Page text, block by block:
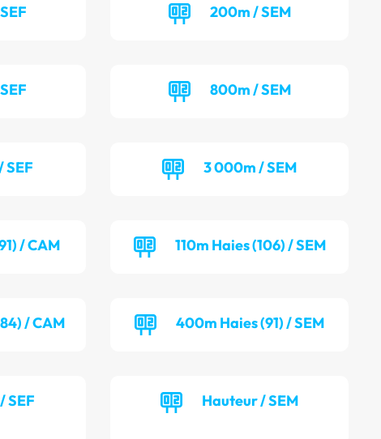
200m / SEM
800m / SEM
SEF 3 000m / SEM
/ CAM 110m Haies (106) / SEM
/ CAM 400m Haies (91) / SEM
SEF Hauteur / SEM